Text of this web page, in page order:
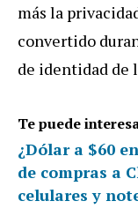
más la
convertido
de identidad de
Te puede
¿Dólar a $60
de compras a
celulares y